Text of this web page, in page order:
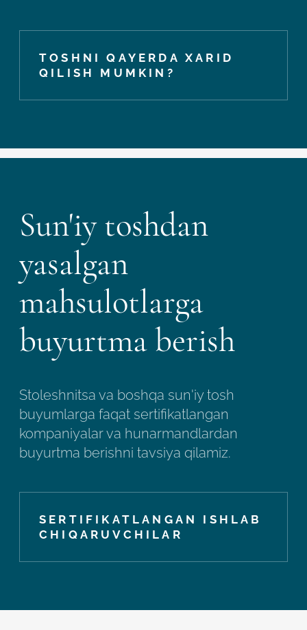
TOSHNI QAYERDA XARID
QILISH MUMKIN?
Sun'iy toshdan
yasalgan
mahsulotlarga
buyurtma berish
Stoleshnitsa va boshqa sun'iy tosh
buyumlarga faqat sertifikatlangan
kompaniyalar va hunarmandlardan
buyurtma berishni tavsiya qilamiz.
SERTIFIKATLANGAN ISHLAB
CHIQARUVCHILAR